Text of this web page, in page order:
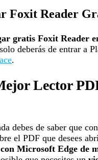
Foxit Reader
gratis Foxit Reader
deberás de entrar a
.
Lector
debes de saber que
el PDF que desees
Microsoft Edge de